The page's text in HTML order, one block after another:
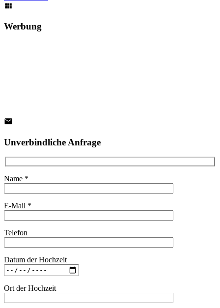
Werbung
Unverbindliche Anfrage
Name *
E-Mail *
Telefon
Datum der Hochzeit
Ort der Hochzeit